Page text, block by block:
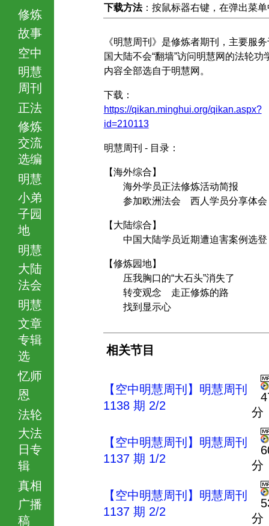
修炼
故事
空中
明慧
周刊
正法
修炼
交流
选编
明慧
小弟
子园
地
明慧
大陆
法会
明慧
文章
专辑
选
忆师
恩
法轮
大法
日专
辑
真相
广播
稿
下载方法：按鼠标器右键，在弹出菜
《明慧周刊》是修炼者期刊，主要服
国大陆不会“翻墙”访问明慧网的法轮功
内容全部选自于明慧网。
下载：
https://qikan.minghui.org/qikan.aspx?
id=210113
明慧周刊 - 目录：
【海外综合】
海外学员正法修炼活动简报
参加欧洲法会 西人学员分享体会
【大陆综合】
中国大陆学员近期遭迫害案例选登
【修炼园地】
压我胸口的“大石头”消失了
转变观念 走正修炼的路
找到显示心
相关节目
【空中明慧周刊】明慧周刊
1138 期 2/2
分
【空中明慧周刊】明慧周刊
1137 期 1/2
分
【空中明慧周刊】明慧周刊
1137 期 2/2
分